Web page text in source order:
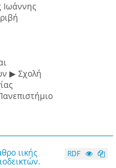
Ιωάννης
▶ Σχολή
ιικής RDF